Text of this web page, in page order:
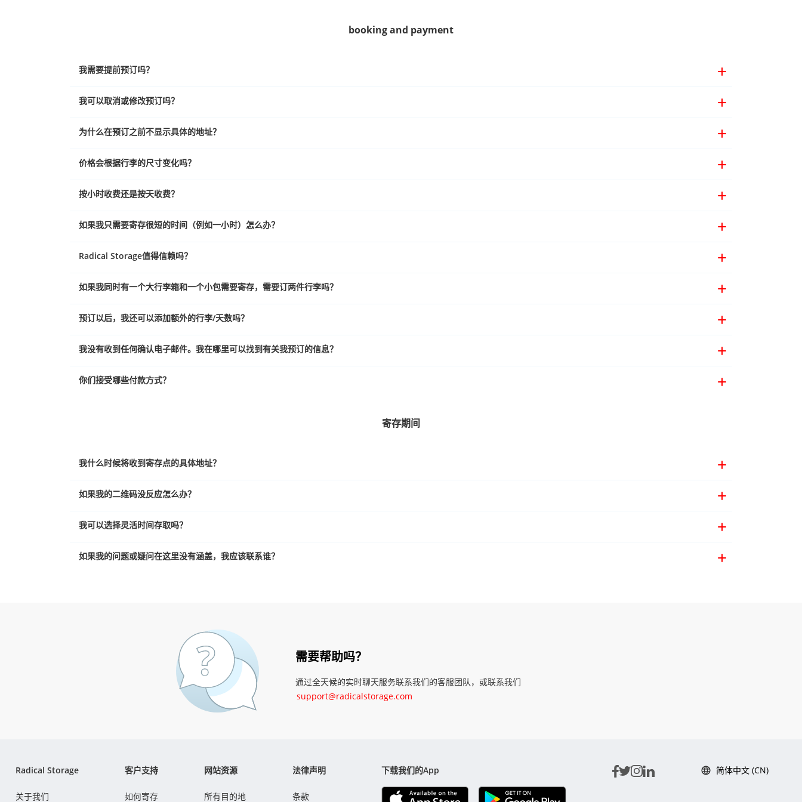
booking and payment
我需要提前预订吗？
我可以取消或修改预订吗？
为什么在预订之前不显示具体的地址？
价格会根据行李的尺寸变化吗？
按小时收费还是按天收费？
如果我只需要寄存很短的时间（例如一小时）怎么办？
Radical Storage值得信赖吗？
如果我同时有一个大行李箱和一个小包需要寄存，需要订两件行李吗？
预订以后，我还可以添加额外的行李/天数吗？
我没有收到任何确认电子邮件。我在哪里可以找到有关我预订的信息？
你们接受哪些付款方式？
寄存期间
我什么时候将收到寄存点的具体地址？
如果我的二维码没反应怎么办？
我可以选择灵活时间存取吗？
如果我的问题或疑问在这里没有涵盖，我应该联系谁？
需要帮助吗？
通过全天候的实时聊天服务联系我们的客服团队，或联系我们
support@radicalstorage.com
Radical Storage
关于我们
客户支持
如何寄存
网站资源
所有目的地
法律声明
条款
下载我们的App 简体中文 (CN)